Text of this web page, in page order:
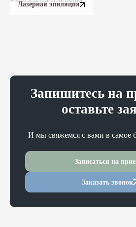
Лазерная эпиляция
Запишитесь на
оставьте
И мы свяжемся с вами в самое
Записаться на
Заказать звонок